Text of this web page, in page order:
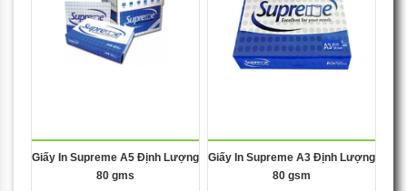
Giấy In Supreme A5 Định Lượng
80 gms
Giấy In Supreme A3 Định Lượng
80 gsm